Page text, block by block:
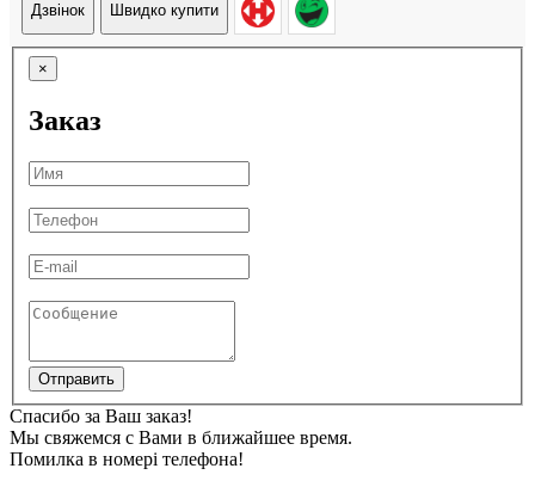
Дзвінок Швидко купити
×
Заказ
Отправить
Спасибо за Ваш заказ!
Мы свяжемся с Вами в ближайшее время.
Помилка в номері телефона!